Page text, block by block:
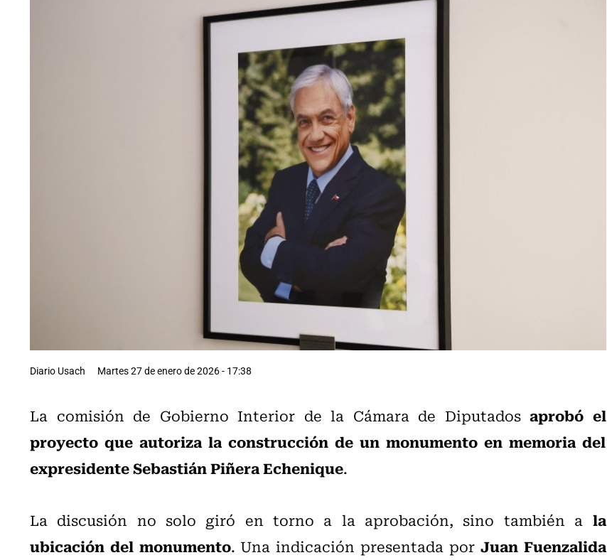
Diario Usach Martes 27 de enero de 2026 - 17:38
La comisión de Gobierno Interior de la Cámara de Diputados aprobó el
proyecto que autoriza la construcción de un monumento en memoria del
expresidente Sebastián Piñera Echenique.
La discusión no solo giró en torno a la aprobación, sino también a la
ubicación del monumento. Una indicación presentada por Juan Fuenzalida